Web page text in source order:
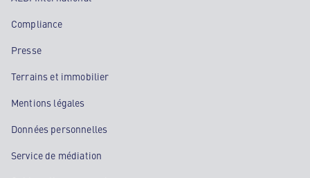
Compliance
Presse
Terrains et immobilier
Mentions légales
Données personnelles
Service de médiation